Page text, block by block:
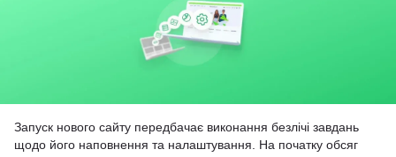
Запуск нового сайту передбачає виконання безлічі завдань
щодо його наповнення та налаштування. На початку обсяг